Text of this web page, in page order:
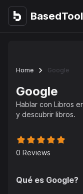
BasedTools
Home Google
Google
Hablar con Libros
y descubrir libros.
0 Reviews
Qué es Google?